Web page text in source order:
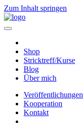
Zum Inhalt springen
Hauptnavigation
Shop
Stricktreff/Kurse
Blog
Über mich
Veröffentlichungen
Kooperation
Kontakt